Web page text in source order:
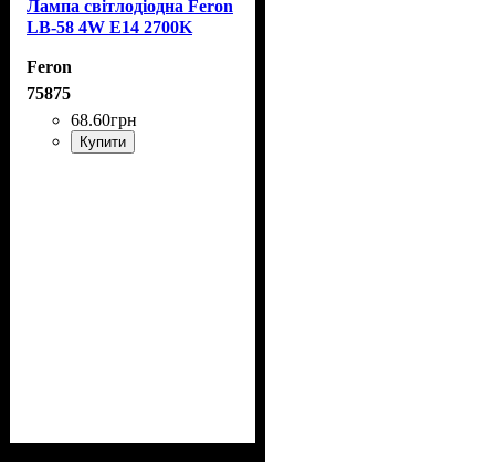
Лампа світлодіодна Feron
LB-58 4W E14 2700K
Feron
75875
68.60грн
Купити